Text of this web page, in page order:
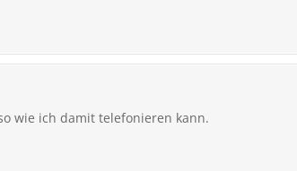
wie ich damit telefonieren kann.